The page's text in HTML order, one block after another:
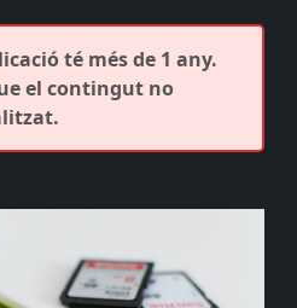
té més de 1 any.
el contingut no